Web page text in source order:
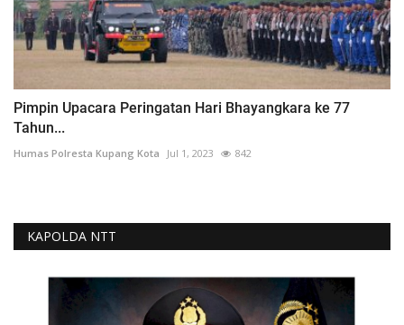
Pimpin Upacara Peringatan Hari Bhayangkara ke 77
Tahun...
Humas Polresta Kupang Kota Jul 1, 2023 842
KAPOLDA NTT